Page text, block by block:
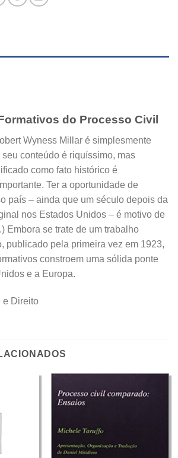
do Processo Civil
Wyness Millar é simplesmente
conteúdo é riquíssimo, mas
como fato histórico é
Ter a oportunidade de
país – ainda que um século depois da
nos Estados Unidos – é motivo de
Embora se trate de um trabalho
publicado pela primeira vez em 1923,
constroem uma sólida ponte
e a Europa.
e Direito